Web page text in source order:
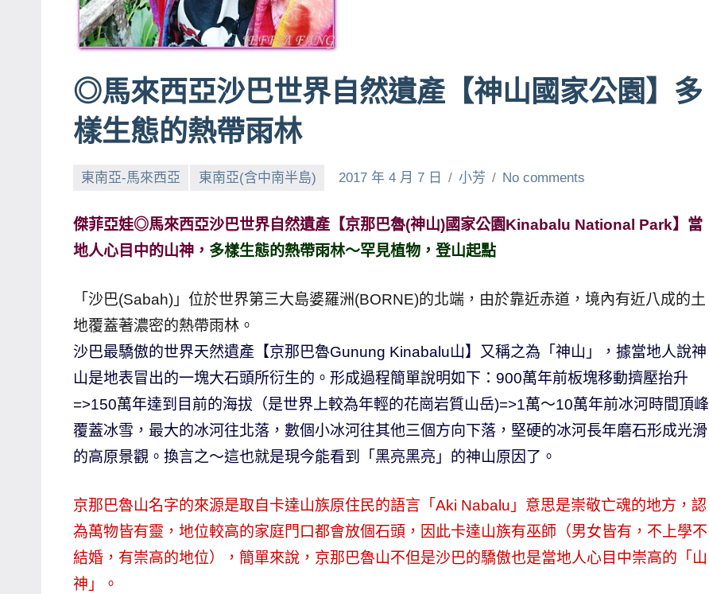
賓、
News
探
節
班
外
景
目
持、
吳
哥
窟
泰
旅
書
作
者、
各
◎馬來西亞沙巴世界自然遺產【神山國家公園】多
樣生態的熱帶雨林
東南亞-馬來西亞 東南亞(含中南半島) 2017 年 4 月 7 日 小芳 No comments
傑菲亞娃◎馬來西亞沙巴世界自然遺產【京那巴魯(神山)國家公園Kinabalu National Park】當
地人心目中的山神， 多樣生態的熱帶雨林～罕見植物，登山起點
「沙巴(Sabah)」位於世界第三大島婆羅洲(BORNE)的北端，由於靠近赤道，境內有近八成的土
地覆蓋著濃密的熱帶雨林。
沙巴最驕傲的世界天然遺產【京那巴魯Gunung Kinabalu山】又稱之為「神山」，據當地人說神
山是地表冒出的一塊大石頭所衍生的。形成過程簡單說明如下：900萬年前板塊移動擠壓抬升
=>150萬年達到目前的海拔（是世界上較為年輕的花崗岩質山岳)=>1萬～10萬年前冰河時間頂峰
覆蓋冰雪，最大的冰河往北落，數個小冰河往其他三個方向下落，堅硬的冰河長年磨石形成光滑
的高原景觀。換言之～這也就是現今能看到「黑亮黑亮」的神山原因了。
京那巴魯山名字的來源是取自卡達山族原住民的語言「Aki Nabalu」意思是崇敬亡魂的地方，認
為萬物皆有靈，地位較高的家庭門口都會放個石頭，因此卡達山族有巫師（男女皆有，不上學不
結婚，有崇高的地位），簡單來說，京那巴魯山不但是沙巴的驕傲也是當地人心目中崇高的「山
神」。